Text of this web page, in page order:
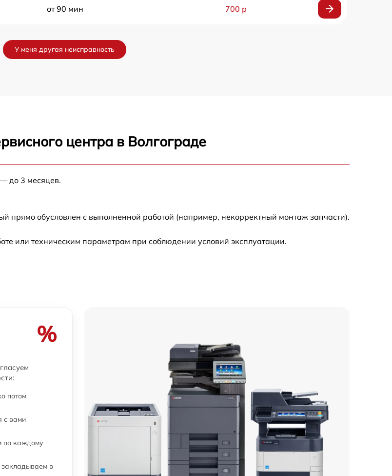
от 90 мин 700 р
от 45 мин
от 30 мин
450 р
550 р
550 р
650 р
У меня другая неисправность
центра в Волгограде
до 3 месяцев.
прямо обусловлен с выполненной работой (например, некорректный монтаж запчасти).
или техническим параметрам при соблюдении условий эксплуатации.
%
потом
с вами
по каждому
закладываем в